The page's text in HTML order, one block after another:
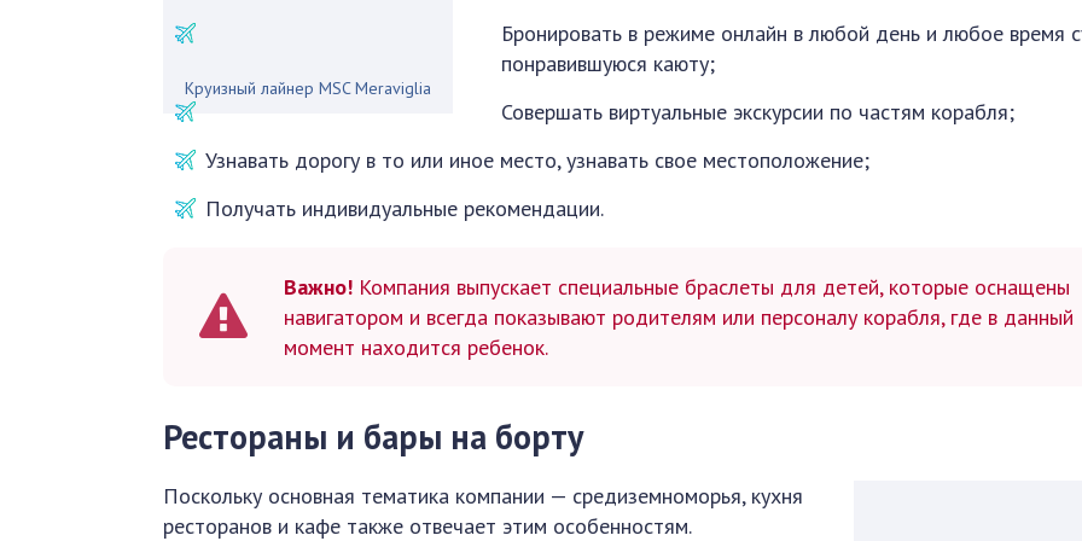
Круизный лайнер MSC Meraviglia
Бронировать в режиме онлайн в любой день и любое время
понравившуюся каюту;
Совершать виртуальные экскурсии по частям корабля;
Узнавать дорогу в то или иное место, узнавать свое местоположение;
Получать индивидуальные рекомендации.
Важно! Компания выпускает специальные браслеты для детей, которые оснащены
навигатором и всегда показывают родителям или персоналу корабля, где в данный
момент находится ребенок.
Рестораны и бары на борту
Поскольку основная тематика компании — средиземноморья, кухня
ресторанов и кафе также отвечает этим особенностям.